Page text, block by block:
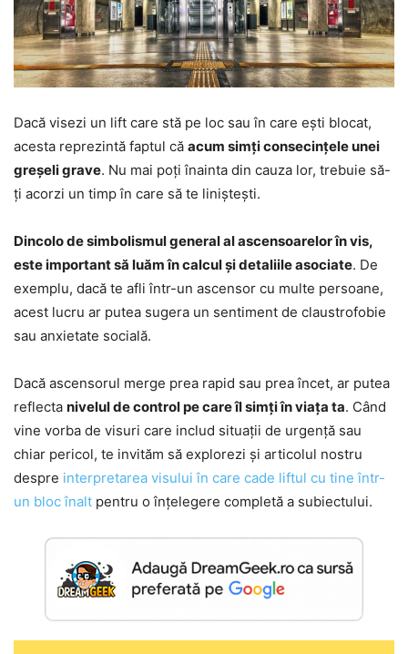
Dacă visezi un lift care stă pe loc sau în care ești blocat,
acesta reprezintă faptul că acum simți consecințele unei
greșeli grave. Nu mai poți înainta din cauza lor, trebuie să-
ți acorzi un timp în care să te liniștești.
Dincolo de simbolismul general al ascensoarelor în vis,
este important să luăm în calcul și detaliile asociate. De
exemplu, dacă te afli într-un ascensor cu multe persoane,
acest lucru ar putea sugera un sentiment de claustrofobie
sau anxietate socială.
Dacă ascensorul merge prea rapid sau prea încet, ar putea
reflecta nivelul de control pe care îl simți în viața ta. Când
vine vorba de visuri care includ situații de urgență sau
chiar pericol, te invităm să explorezi și articolul nostru
despre interpretarea visului în care cade liftul cu tine într-
un bloc înalt pentru o înțelegere completă a subiectului.